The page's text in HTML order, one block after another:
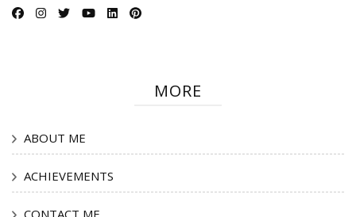
MORE
ABOUT ME
ACHIEVEMENTS
CONTACT ME